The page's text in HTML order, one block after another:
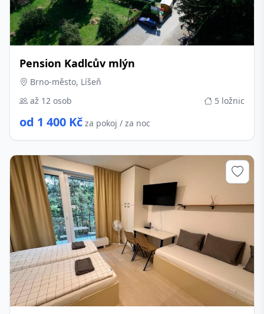
Pension Kadlcův mlýn
Brno-město, Líšeň
až 12 osob
5 ložnic
od 1 400 Kč za pokoj / za noc